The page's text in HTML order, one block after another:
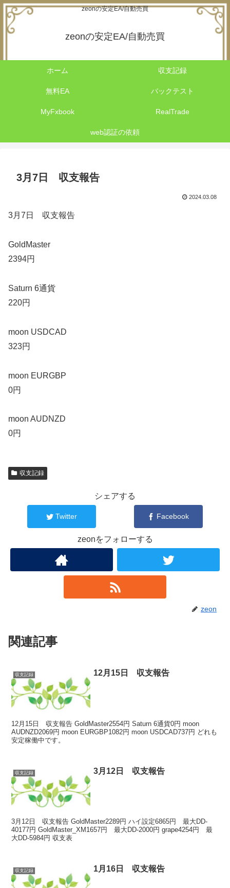
zeonの安定EA/自動売買
zeonの安定EA/自動売買
ホーム 収支記録
無料EA バックテスト
MyFxbook RealTrade
web認証の依頼
3月7日 収支報告
2024.03.08
3月7日 収支報告
GoldMaster
2394円
Saturn 6通貨
220円
moon USDCAD
323円
moon EURGBP
0円
moon AUDNZD
0円
収支記録
シェアする
Twitter Facebook
zeonをフォローする
zeon
関連記事
収支記録 12月15日 収支報告
12月15日 収支報告 GoldMaster2554円 Saturn 6通貨0円 moon
AUDNZD2069円 moon EURGBP1082円 moon USDCAD737円 どれも
安定稼働中です。
収支記録 3月12日 収支報告
3月12日 収支報告 GoldMaster2289円 ハイ設定6865円 最大DD-
40177円 GoldMaster_XM1657円 最大DD-2000円 grape4254円 最
大DD-5984円 収支表
収支記録 1月16日 収支報告